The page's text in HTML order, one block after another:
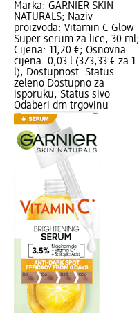
Marka: GARNIER SKIN
NATURALS; Naziv
proizvoda: Vitamin C Glow
Super serum za lice, 30 ml;
Cijena: 11,20 €; Osnovna
cijena: 0,03 l (373,33 € za 1
l); Dostupnost: Status
zeleno Dostupno za
isporuku, Status sivo
Odaberi dm trgovinu